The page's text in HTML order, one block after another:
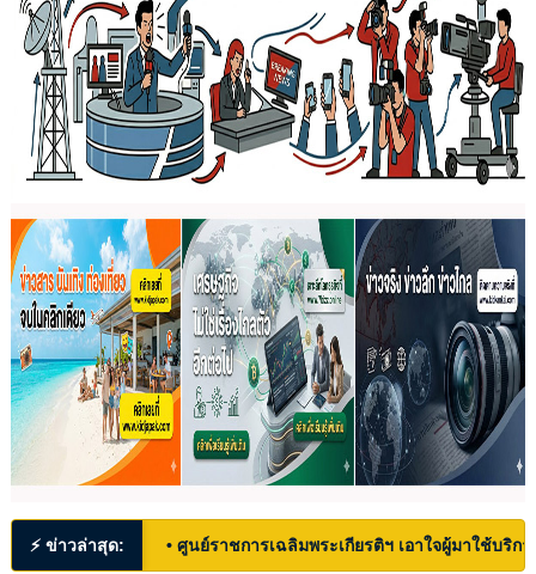
⚡ ข่าวล่าสุด: • ศูนย์ราชการเฉลิมพระเกียรติฯ เอาใจผู้มาใช้บริก